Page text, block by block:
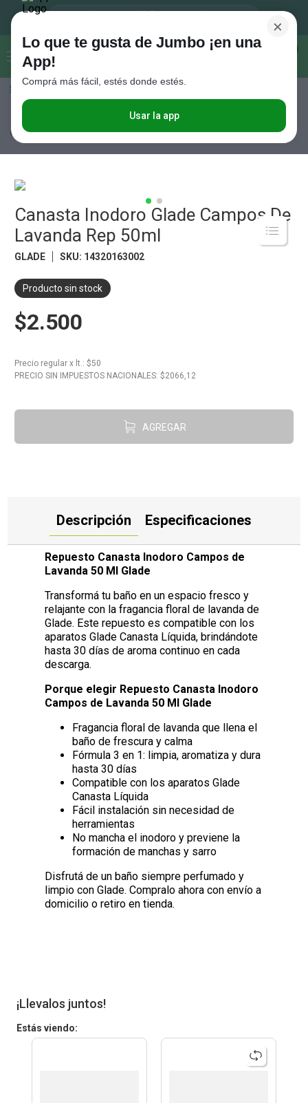
Buscar...
Seleccioná el método de entrega
×
Lo que te gusta de Jumbo ¡en una
App!
Comprá más fácil, estés donde estés.
Usar la app
Limpieza de Baño Pastillas y Bloques
Glade Campos De Lavanda Rep 50ml
Canasta Inodoro Glade Campos De
Lavanda Rep 50ml
GLADE SKU: 14320163002
Producto sin stock
$2.500
Precio regular x lt. : $50
PRECIO SIN IMPUESTOS NACIONALES: $2066,12
AGREGAR
Descripción Especificaciones
Repuesto Canasta Inodoro Campos de
Lavanda 50 Ml Glade
Transformá tu baño en un espacio fresco y
relajante con la fragancia floral de lavanda de
Glade. Este repuesto es compatible con los
aparatos Glade Canasta Líquida, brindándote
hasta 30 días de aroma continuo en cada
descarga.
Porque elegir Repuesto Canasta Inodoro
Campos de Lavanda 50 Ml Glade
Fragancia floral de lavanda que llena el
baño de frescura y calma
Fórmula 3 en 1: limpia, aromatiza y dura
hasta 30 días
Compatible con los aparatos Glade
Canasta Líquida
Fácil instalación sin necesidad de
herramientas
No mancha el inodoro y previene la
formación de manchas y sarro
Disfrutá de un baño siempre perfumado y
limpio con Glade. Compralo ahora con envío a
domicilio o retiro en tienda.
¡Llevalos juntos!
Estás viendo:
Términos más buscados
.
Galletitas
Cerveza
Juguetes
Yerba
Fideos
. Aceite